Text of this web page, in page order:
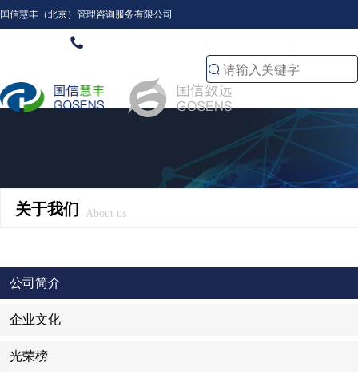
国信慧丰（北京）管理咨询服务有限公司
关于我们 About us
公司简介
企业文化
光荣榜